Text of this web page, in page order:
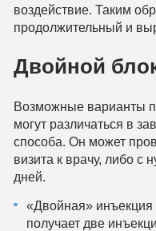
воздействие. Таким
продолжительный и
Двойной
Возможные варианты
могут различаться в
способа. Он может
визита к врачу, либо с
дней.
«Двойная»
получает две